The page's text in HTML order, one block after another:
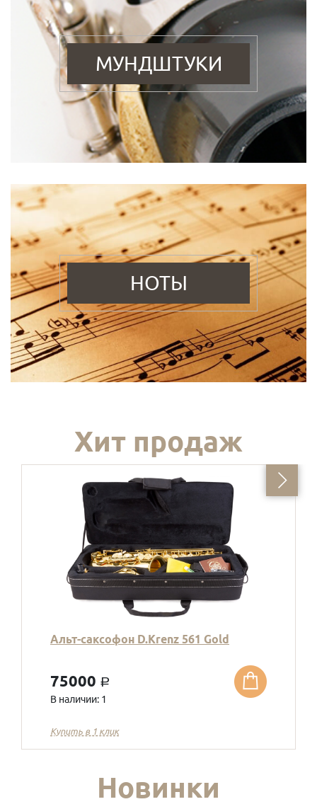
МУНДШТУКИ
НОТЫ
Хит продаж
Альт-саксофон D.Krenz 561 Gold
75000 a
В наличии: 1
Купить в 1 клик
Новинки